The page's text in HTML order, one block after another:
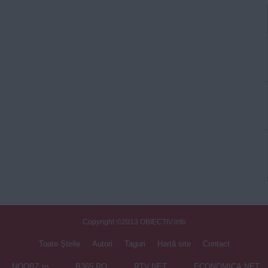
Copyright ©2013 OBIECTIV.info
Toate Ştirile Autori Taguri Hartă site Contact